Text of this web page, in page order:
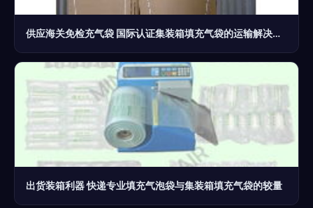
供应海关免检充气袋 国际认证集装箱填充气袋的运输解决方案
出货装箱利器 快递专业填充气泡袋与集装箱填充气袋的较量